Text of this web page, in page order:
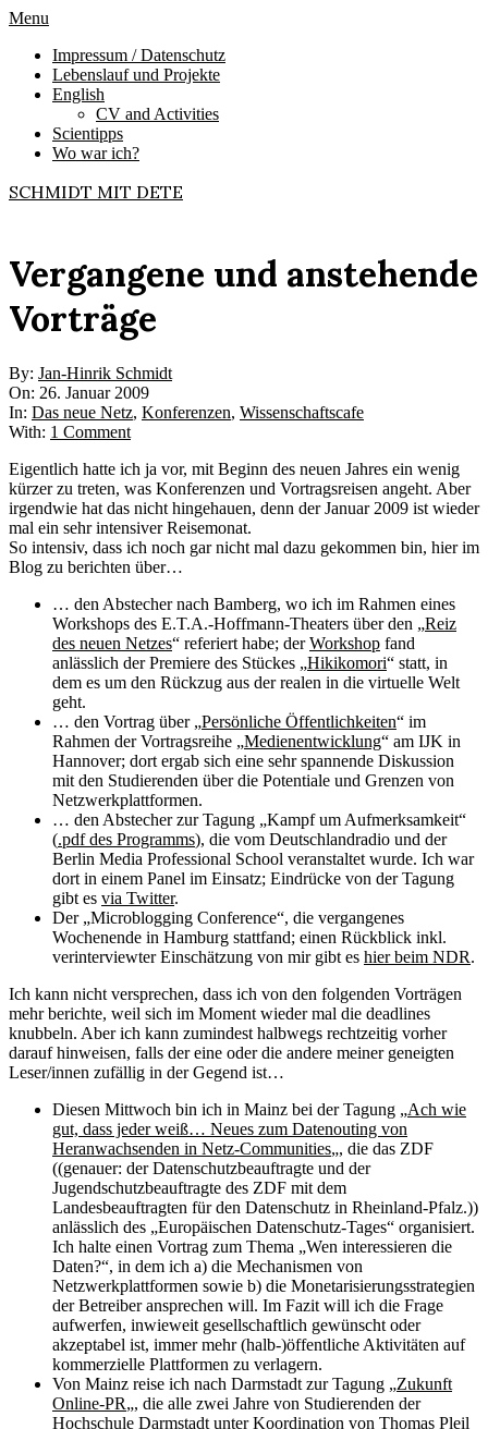
Skip
content
Primary
Menu
Menu
Impressum / Datenschutz
Lebenslauf und Projekte
English
CV and Activities
Scientipps
Wo war ich?
SCHMIDT MIT DETE
Vergangene und anstehende
Vorträge
By: Jan-Hinrik Schmidt
On: 26. Januar 2009
In: Das neue Netz, Konferenzen, Wissenschaftscafe
With: 1 Comment
Eigentlich hatte ich ja vor, mit Beginn des neuen Jahres ein wenig
kürzer zu treten, was Konferenzen und Vortragsreisen angeht. Aber
irgendwie hat das nicht hingehauen, denn der Januar 2009 ist wieder
mal ein sehr intensiver Reisemonat.
So intensiv, dass ich noch gar nicht mal dazu gekommen bin, hier im
Blog zu berichten über…
… den Abstecher nach Bamberg, wo ich im Rahmen eines
Workshops des E.T.A.-Hoffmann-Theaters über den „Reiz
des neuen Netzes“ referiert habe; derWorkshop fand
anlässlich der Premiere des Stückes „Hikikomori“ statt, in
dem es um den Rückzug aus der realen in die virtuelle Welt
geht.
… den Vortrag über „Persönliche Öffentlichkeiten“ im
Rahmen der Vortragsreihe „Medienentwicklung“ am IJK in
Hannover; dort ergab sich eine sehr spannende Diskussion
mit den Studierenden über die Potentiale und Grenzen von
Netzwerkplattformen.
… den Abstecher zur Tagung „Kampf um Aufmerksamkeit“
(.pdf des Programms), die vom Deutschlandradio und der
Berlin Media Professional School veranstaltet wurde. Ich war
dort in einem Panel im Einsatz; Eindrücke von der Tagung
gibt es via Twitter.
Der „Microblogging Conference“, die vergangenes
Wochenende in Hamburg stattfand; einen Rückblick inkl.
verinterviewter Einschätzung von mir gibt es hier beim NDR.
Ich kann nicht versprechen, dass ich von den folgenden Vorträgen
mehr berichte, weil sich im Moment wieder mal die deadlines
knubbeln. Aber ich kann zumindest halbwegs rechtzeitig vorher
darauf hinweisen, falls der eine oder die andere meiner geneigten
Leser/innen zufällig in der Gegend ist…
Diesen Mittwoch bin ich in Mainz bei der Tagung „Ach wie
gut, dass jeder weiß… Neues zum Datenouting von
Heranwachsenden in Netz-Communities„, die das ZDF
((genauer: der Datenschutzbeauftragte und der
Jugendschutzbeauftragte des ZDF mit dem
Landesbeauftragten für den Datenschutz in Rheinland-Pfalz.))
anlässlich des „Europäischen Datenschutz-Tages“ organisiert.
Ich halte einen Vortrag zum Thema „Wen interessieren die
Daten?“, in dem ich a) die Mechanismen von
Netzwerkplattformen sowie b) die Monetarisierungsstrategien
der Betreiber ansprechen will. Im Fazit will ich die Frage
aufwerfen, inwieweit gesellschaftlich gewünscht oder
akzeptabel ist, immer mehr (halb-)öffentliche Aktivitäten auf
kommerzielle Plattformen zu verlagern.
Von Mainz reise ich nach Darmstadt zur Tagung „Zukunft
Online-PR„, die alle zwei Jahre von Studierenden der
Hochschule Darmstadt unter Koordination von Thomas Pleil